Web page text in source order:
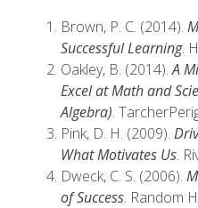
Brown, P. C. (2014).
Successful Learning.
Oakley, B. (2014).A
Excel at Math and
Algebra).
Pink, D. H. (2009).
What Motivates Us.
Dweck, C. S. (2006).
of Success. Random